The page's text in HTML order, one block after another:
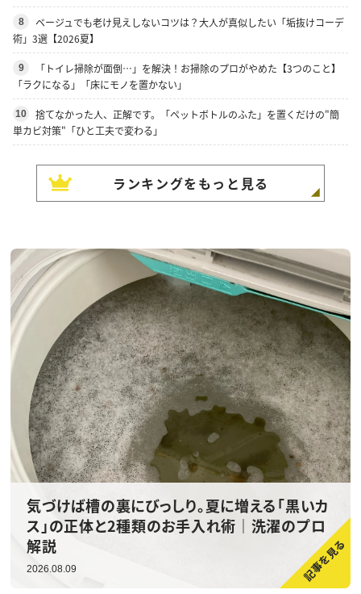
8
ベージュでも老け見えしないコツは？大人が真似したい「垢抜けコーデ
術」3選【2026夏】
9
「トイレ掃除が面倒…」を解決！お掃除のプロがやめた【3つのこと】
「ラクになる」「床にモノを置かない」
10
捨てなかった人、正解です。「ペットボトルのふた」を置くだけの"簡
単カビ対策"「ひと工夫で変わる」
ランキングをもっと見る
気づけば槽の裏にびっしり。夏に増える「黒いカ
ス」の正体と2種類のお手入れ術｜洗濯のプロ
解説
2026.08.09